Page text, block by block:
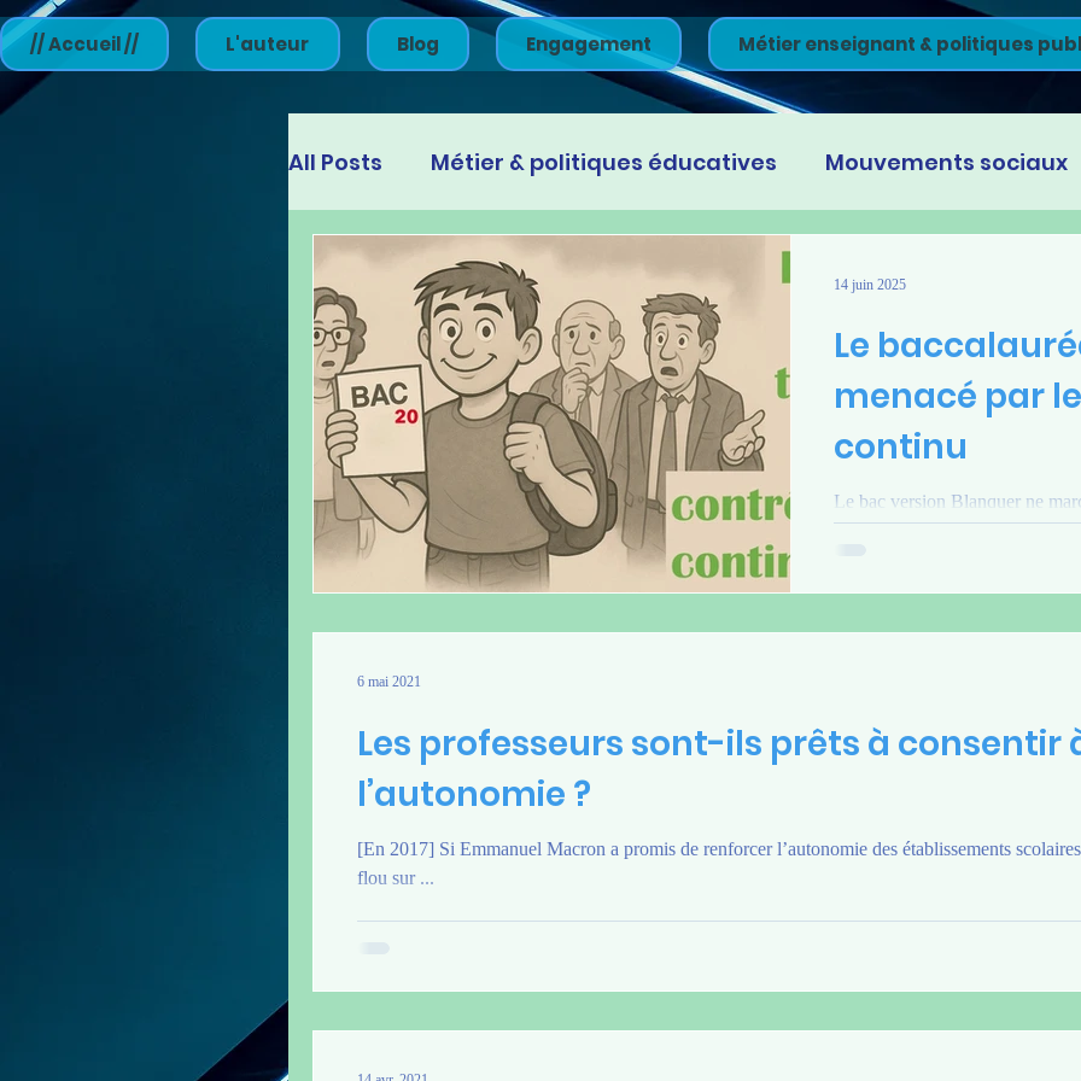
// Accueil // L'auteur Blog Engagement Métier enseignant & politiques
All Posts Métier & politiques éducatives Mouvements sociaux
Engagement
Le
menacé par
continu
Le bac version Blanquer ne
veulent plus rien dire. Il est
14 juin 2025
Les professeurs sont-ils prêts à consentir
l’autonomie ?
[En 2017] Si Emmanuel Macron a promis de renforcer l’autonomie des établissements scolaires, il entretient un certain
flou sur ...
6 mai 2021